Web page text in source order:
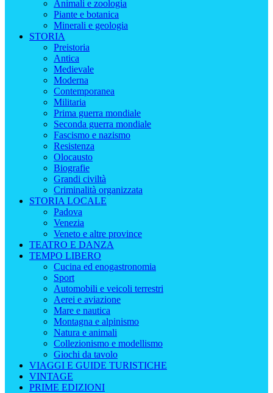
Animali e zoologia
Piante e botanica
Minerali e geologia
STORIA
Preistoria
Antica
Medievale
Moderna
Contemporanea
Militaria
Prima guerra mondiale
Seconda guerra mondiale
Fascismo e nazismo
Resistenza
Olocausto
Biografie
Grandi civiltà
Criminalità organizzata
STORIA LOCALE
Padova
Venezia
Veneto e altre province
TEATRO E DANZA
TEMPO LIBERO
Cucina ed enogastronomia
Sport
Automobili e veicoli terrestri
Aerei e aviazione
Mare e nautica
Montagna e alpinismo
Natura e animali
Collezionismo e modellismo
Giochi da tavolo
VIAGGI E GUIDE TURISTICHE
VINTAGE
PRIME EDIZIONI